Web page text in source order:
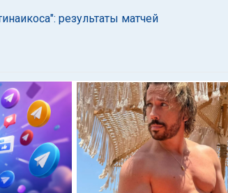
результаты матчей